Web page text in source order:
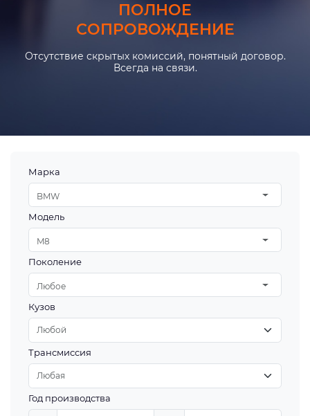
ПОЛНОЕ
СОПРОВОЖДЕНИЕ
Отсутствие скрытых комиссий, понятный договор.
Всегда на связи.
Марка
BMW
Модель
M8
Поколение
Любое
Кузов
Трансмиссия
Год производства